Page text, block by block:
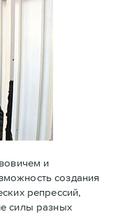
и
создания
репрессий,
силы разных